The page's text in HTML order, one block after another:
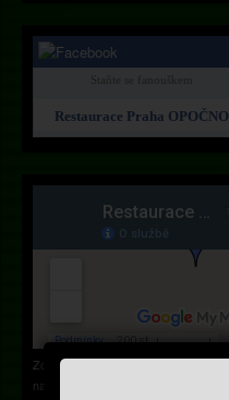
Restaurace Praha OPOČNO
Zobrazit místo
na větší mapě